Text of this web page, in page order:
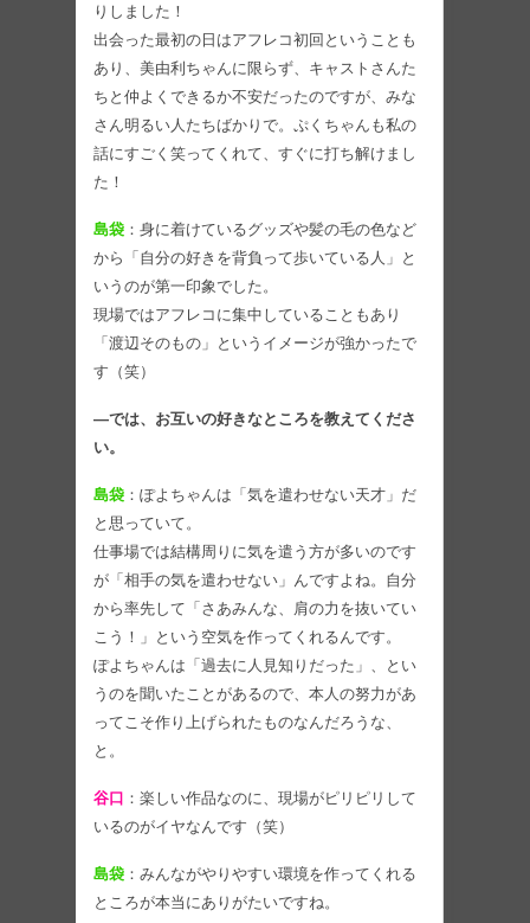
りしました！
出会った最初の日はアフレコ初回ということも
あり、美由利ちゃんに限らず、キャストさんた
ちと仲よくできるか不安だったのですが、みな
さん明るい人たちばかりで。ぷくちゃんも私の
話にすごく笑ってくれて、すぐに打ち解けまし
た！
島袋 ：身に着けているグッズや髪の毛の色など
から「自分の好きを背負って歩いている人」と
いうのが第一印象でした。
現場ではアフレコに集中していることもあり
「渡辺そのもの」というイメージが強かったで
す（笑）
―では、お互いの好きなところを教えてくださ
い。
島袋 ：ぽよちゃんは「気を遣わせない天才」だ
と思っていて。
仕事場では結構周りに気を遣う方が多いのです
が「相手の気を遣わせない」んですよね。自分
から率先して「さあみんな、肩の力を抜いてい
こう！」という空気を作ってくれるんです。
ぽよちゃんは「過去に人見知りだった」、とい
うのを聞いたことがあるので、本人の努力があ
ってこそ作り上げられたものなんだろうな、
と。
谷口 ：楽しい作品なのに、現場がピリピリして
いるのがイヤなんです（笑）
島袋 ：みんながやりやすい環境を作ってくれる
ところが本当にありがたいですね。